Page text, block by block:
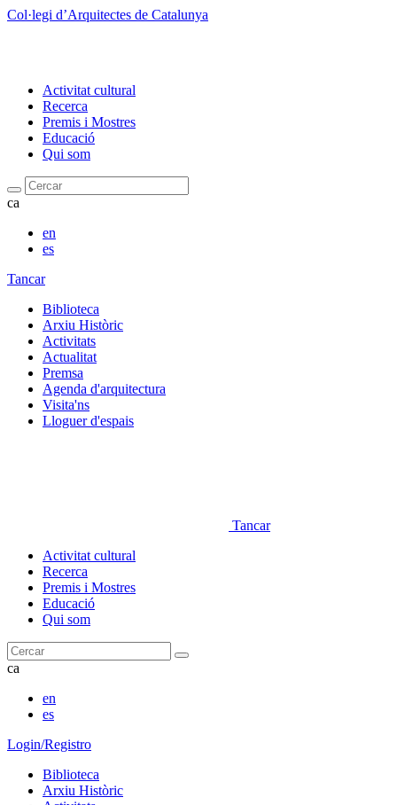
Col·legi d’Arquitectes de Catalunya
Activitat cultural
Recerca
Premis i Mostres
Educació
Qui som
Cercar
ca
en
es
Tancar
Biblioteca
Arxiu Històric
Activitats
Actualitat
Premsa
Agenda d'arquitectura
Visita'ns
Lloguer d'espais
Tancar
Activitat cultural
Recerca
Premis i Mostres
Educació
Qui som
Cercar
ca
en
es
Login/Registro
Biblioteca
Arxiu Històric